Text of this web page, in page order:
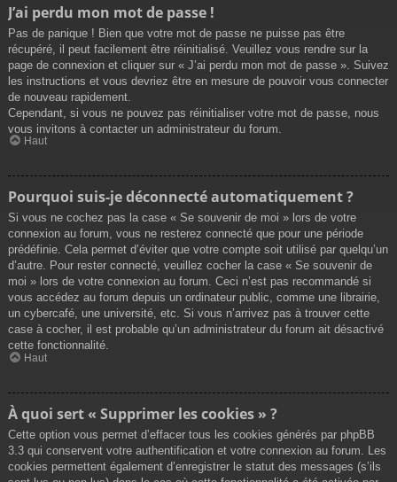
J’ai perdu mon mot de passe !
Pas de panique ! Bien que votre mot de passe ne puisse pas être
récupéré, il peut facilement être réinitialisé. Veuillez vous rendre sur la
page de connexion et cliquer sur « J’ai perdu mon mot de passe ». Suivez
les instructions et vous devriez être en mesure de pouvoir vous connecter
de nouveau rapidement.
Cependant, si vous ne pouvez pas réinitialiser votre mot de passe, nous
vous invitons à contacter un administrateur du forum.
Haut
Pourquoi suis-je déconnecté automatiquement ?
Si vous ne cochez pas la case « Se souvenir de moi » lors de votre
connexion au forum, vous ne resterez connecté que pour une période
prédéfinie. Cela permet d’éviter que votre compte soit utilisé par quelqu’un
d’autre. Pour rester connecté, veuillez cocher la case « Se souvenir de
moi » lors de votre connexion au forum. Ceci n’est pas recommandé si
vous accédez au forum depuis un ordinateur public, comme une librairie,
un cybercafé, une université, etc. Si vous n’arrivez pas à trouver cette
case à cocher, il est probable qu’un administrateur du forum ait désactivé
cette fonctionnalité.
Haut
À quoi sert « Supprimer les cookies » ?
Cette option vous permet d’effacer tous les cookies générés par phpBB
3.3 qui conservent votre authentification et votre connexion au forum. Les
cookies permettent également d’enregistrer le statut des messages (s’ils